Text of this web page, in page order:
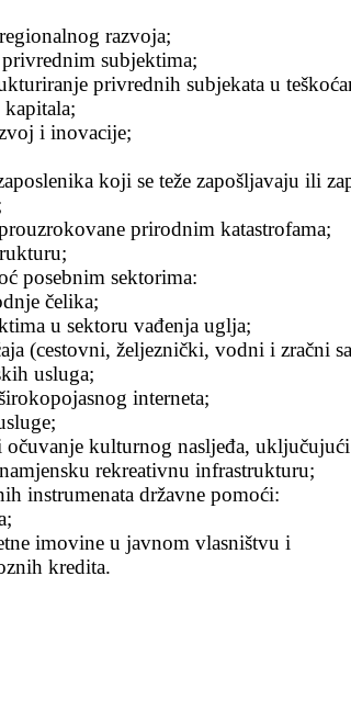
razvoja;
subjektima;
privrednih subjekata u
i inovacije;
koji se teže zapošljavaju ili
prirodnim katastrofama;
posebnim sektorima:
čelika;
u sektoru vađenja uglja;
(cestovni, željeznički, vodni i zračni
usluga;
interneta;
kulturnog nasljeđa,
rekreativnu infrastrukturu;
instrumenata državne pomoći:
imovine u javnom vlasništvu i
kredita.